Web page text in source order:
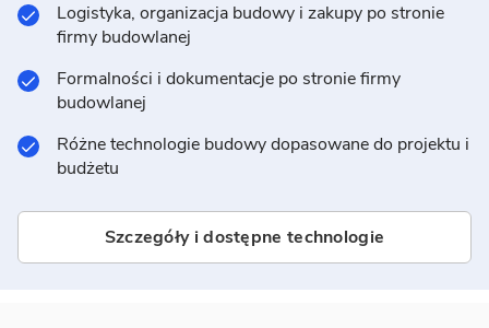
Logistyka, organizacja budowy i zakupy po stronie
firmy budowlanej
Formalności i dokumentacje po stronie firmy
budowlanej
Różne technologie budowy dopasowane do projektu i
budżetu
Szczegóły i dostępne technologie